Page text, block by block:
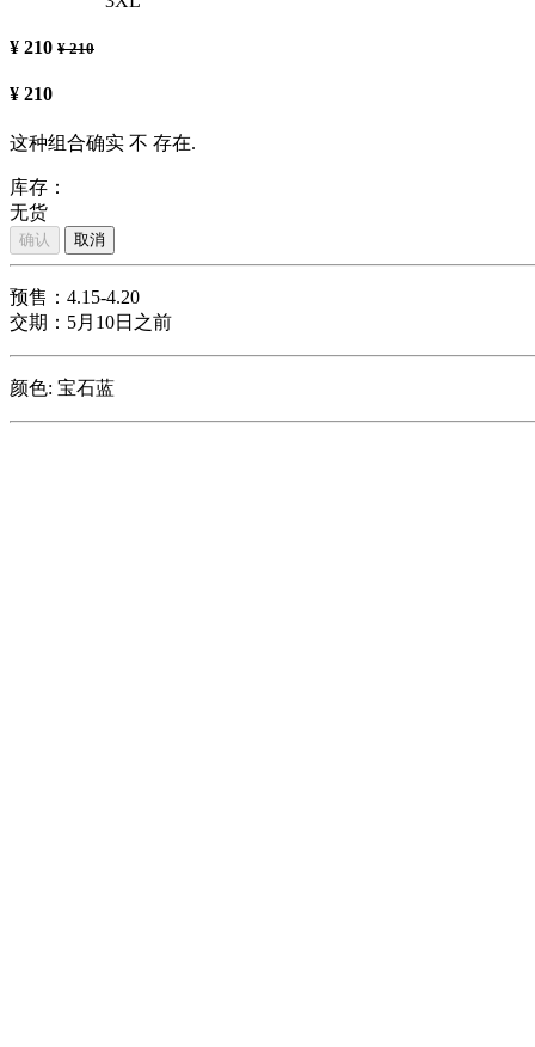
¥ 210 ¥210
¥ 210
这种组合确实 不 存在.
库存：
无货
确认 取消
预售：4.15-4.20
交期：5月10日之前
颜色: 宝石蓝